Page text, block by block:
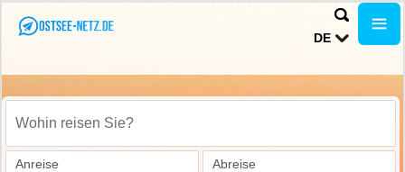
DE
Wohin reisen Sie?
Anreise Abreise